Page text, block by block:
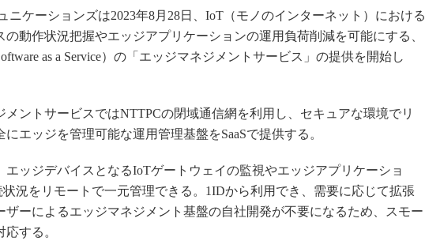
AUTOMOTIVE WORLD
産業オープンネット展
無償設計ツール
3Dプリンタ
デジタルツインとCAE
インダストリー4.0
イノベーション
製造業ビッグデータ
メイドインジャパン
植物工場
ニケーションズは2023年8月28日、IoT（モノのインターネット）における
の動作状況把握やエッジアプリケーションの運用負荷削減を可能にする、
as a Service）の「エッジマネジメントサービス」の提供を開始し
ントサービスではNTTPCの閉域通信網を利用し、セキュアな環境でリ
にエッジを管理可能な運用管理基盤をSaaSで提供する。
ッジデバイスとなるIoTゲートウェイの監視やエッジアプリケーショ
状況をリモートで一元管理できる。1IDから利用でき、需要に応じて拡張
ザーによるエッジマネジメント基盤の自社開発が不要になるため、スモー
する。